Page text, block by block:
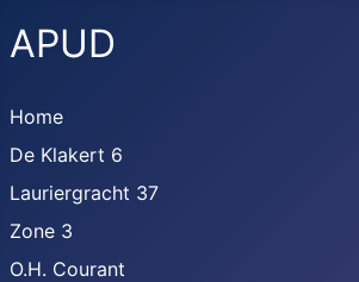
APUD
Home
De Klakert 6
Lauriergracht 37
Zone 3
O.H. Courant